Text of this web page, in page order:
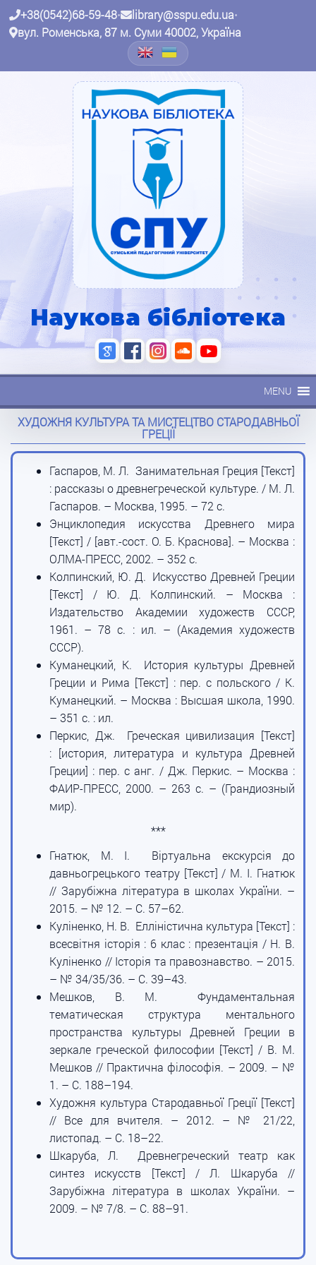
+38(0542)68-59-48• library@sspu.edu.ua•
вул. Роменська, 87 м. Суми 40002, Україна
Наукова бібліотека
MENU
ХУДОЖНЯ КУЛЬТУРА ТА МИСТЕЦТВО СТАРОДАВНЬОЇ
ГРЕЦІЇ
Гаспаров, М. Л. Занимательная Греция [Текст]
: рассказы о древнегреческой культуре. / М. Л.
Гаспаров. – Москва, 1995. – 72 с.
Энциклопедия искусства Древнего мира
[Текст] / [авт.-сост. О. Б. Краснова]. – Москва :
ОЛМА-ПРЕСС, 2002. – 352 с.
Колпинский, Ю. Д. Искусство Древней Греции
[Текст] / Ю. Д. Колпинский. – Москва :
Издательство Академии художеств СССР,
1961. – 78 с. : ил. – (Академия художеств
СССР).
Куманецкий, К. История культуры Древней
Греции и Рима [Текст] : пер. с польского / К.
Куманецкий. – Москва : Высшая школа, 1990.
– 351 с. : ил.
Перкис, Дж. Греческая цивилизация [Текст]
: [история, литература и культура Древней
Греции] : пер. с анг. / Дж. Перкис. – Москва :
ФАИР-ПРЕСС, 2000. – 263 с. – (Грандиозный
мир).
***
Гнатюк, М. І. Віртуальна екскурсія до
давньогрецького театру [Текст] / М. І. Гнатюк
// Зарубіжна література в школах України. –
2015. – № 12. – С. 57–62.
Куліненко, Н. В. Елліністична культура [Текст] :
всесвітня історія : 6 клас : презентація / Н. В.
Куліненко // Історія та правознавство. – 2015.
– № 34/35/36. – С. 39–43.
Мешков, В. М. Фундаментальная
тематическая структура ментального
пространства культуры Древней Греции в
зеркале греческой философии [Текст] / В. М.
Мешков // Практична філософія. – 2009. – №
1. – С. 188–194.
Художня культура Стародавньої Греції [Текст]
// Все для вчителя. – 2012. – № 21/22,
листопад. – С. 18–22.
Шкаруба, Л. Древнегреческий театр как
синтез искусств [Текст] / Л. Шкаруба //
Зарубіжна література в школах України. –
2009. – № 7/8. – С. 88–91.